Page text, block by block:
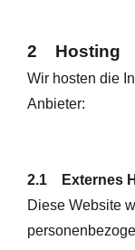
2 Hosting
Wir hosten die
Anbieter:
2.1 Externes
Diese Website